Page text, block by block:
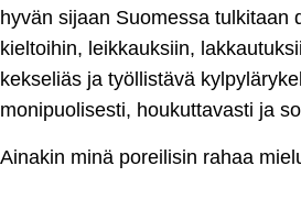
hyvän sijaan Suomessa tulkitaan
kieltoihin, leikkauksiin,
kekseliäs ja työllistävä
monipuolisesti, houkuttavasti ja
Ainakin minä poreilisin rahaa